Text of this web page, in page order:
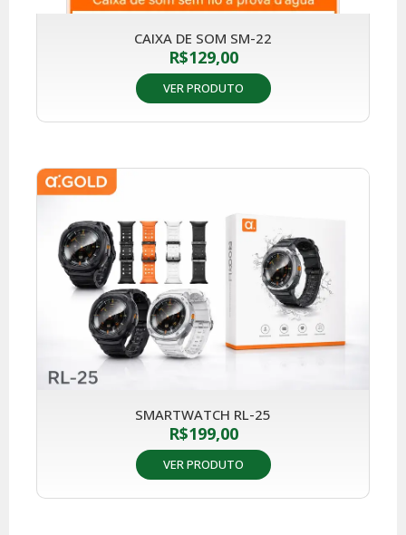
CAIXA DE SOM SM-22
R$129,00
VER PRODUTO
SMARTWATCH RL-25
R$199,00
VER PRODUTO